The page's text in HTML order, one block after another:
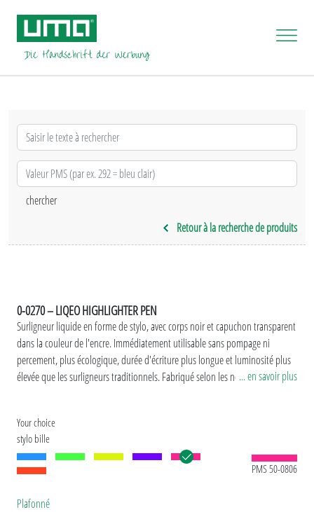
Retour à la recherche de produits
0-0270 – LIQEO HIGHLIGHTER PEN
Surligneur liquide en forme de stylo, avec corps noir et capuchon transparent
dans la couleur de l'encre.Immédiatement utilisable sans pompage ni
percement, plus écologique, durée d'écriture plus longue et luminosité plus
élevée que les surligneurs traditionnels. Fabriqué selon les normes EN-71,
... en savoir plus
Your choice
stylo bille
PMS 50-0806
Plafonné